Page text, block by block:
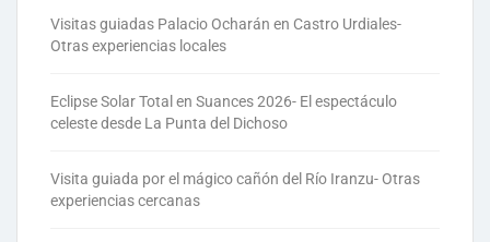
Visitas guiadas Palacio Ocharán en Castro Urdiales-
Otras experiencias locales
Eclipse Solar Total en Suances 2026- El espectáculo
celeste desde La Punta del Dichoso
Visita guiada por el mágico cañón del Río Iranzu- Otras
experiencias cercanas